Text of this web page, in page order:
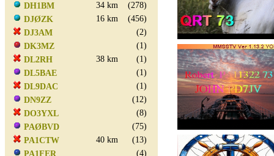
DH1BM
34 km
(278)
DJØZK
16 km
(456)
DJ3AM
(2)
DK3MZ
(1)
DL2RH
38 km
(1)
DL5BAE
(1)
DL9DAC
(1)
DN9ZZ
(12)
DO3YXL
(8)
PAØBVD
(75)
PA1CTW
40 km
(13)
PA1FER
(4)